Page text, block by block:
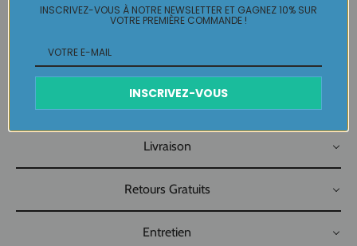
jamais vu, jamais porté que par celle qui l'adopte et s'en pare
….
Plaisir de Créer, Désir de Plaire !
Livraison
Retours Gratuits
Entretien
INSCRIVEZ-VOUS À NOTRE NEWSLETTER ET GAGNEZ 10% SUR
VOTRE PREMIÈRE COMMANDE !
INSCRIVEZ-VOUS